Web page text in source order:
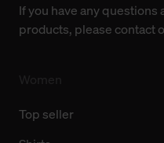
If you have any
products, please contact
Top seller